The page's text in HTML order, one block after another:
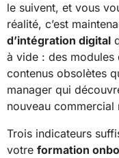
le suivent, et vous
réalité, c’est
d’intégration digital
à vide : des modules
contenus obsolètes
manager qui
nouveau commercial
Trois indicateurs
votre formation